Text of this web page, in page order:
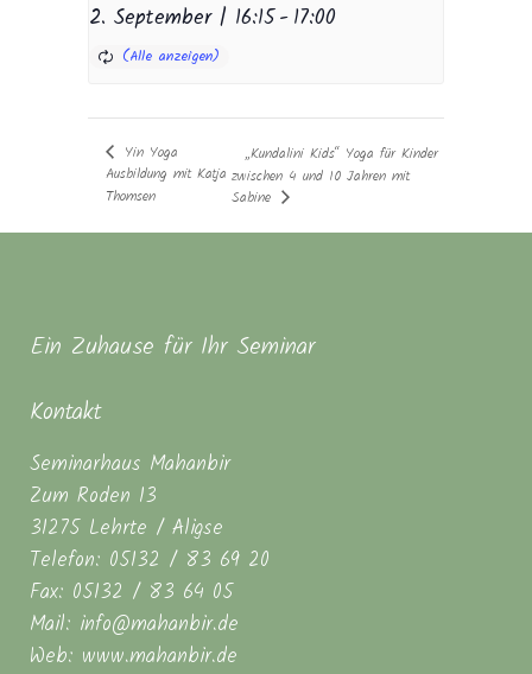
2. September | 16:15-17:00
Yin Yoga
Ausbildung mit Katja
Thomsen
„Kundalini Kids“ Yoga für Kinder
zwischen 4 und 10 Jahren mit
Sabine
Ein Zuhause für Ihr Seminar
Kontakt
Seminarhaus Mahanbir
Zum Roden 13
31275 Lehrte / Aligse
Telefon: 05132 / 83 69 20
Fax: 05132 / 83 64 05
Mail: info@mahanbir.de
Web: www.mahanbir.de